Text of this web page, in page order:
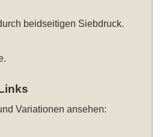
beidseitigen Siebdruck.
Variationen ansehen: